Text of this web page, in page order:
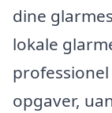
dine
lokale
opgaver,